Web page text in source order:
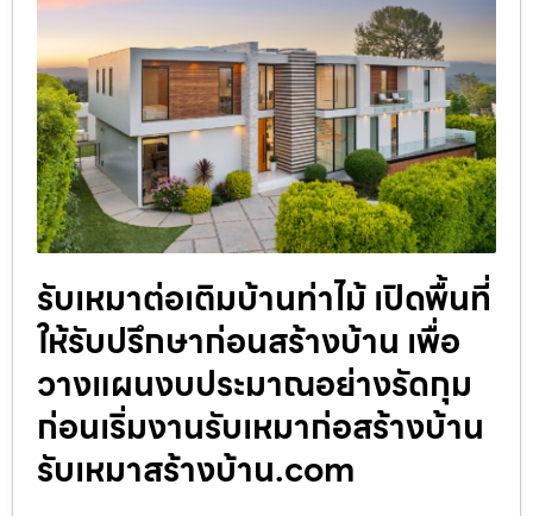
รับเหมาต่อเติมบ้านท่าไม้ เปิดพื้นที่
ให้รับปรึกษาก่อนสร้างบ้าน เพื่อ
วางแผนงบประมาณอย่างรัดกุม
ก่อนเริ่มงานรับเหมาก่อสร้างบ้าน
รับเหมาสร้างบ้าน.com